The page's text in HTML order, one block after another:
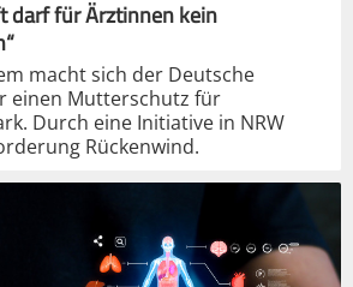
darf für Ärztinnen kein
macht sich der Deutsche
einen Mutterschutz für
Durch eine Initiative in NRW
Rückenwind.